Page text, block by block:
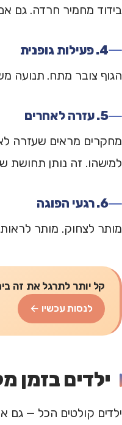
בידוד מחמיר חרדה. גם
4. פעילות גופנית
הגוף צובר מתח. תנועה
5. עזרה לאחרים
מחקרים מראים שעזרה
למישהו. זה נותן תחושת
6. רגעי הפוגה
מותר לצחוק. מותר
קל יותר לתרגל את זה
לנסות עכשיו ←
ילדים בזמן
ילדים קולטים הכל — גם